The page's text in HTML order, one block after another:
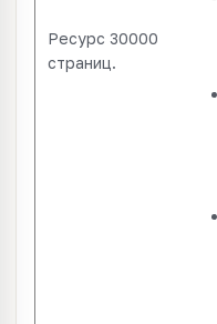
Ресурс 30000
страниц.